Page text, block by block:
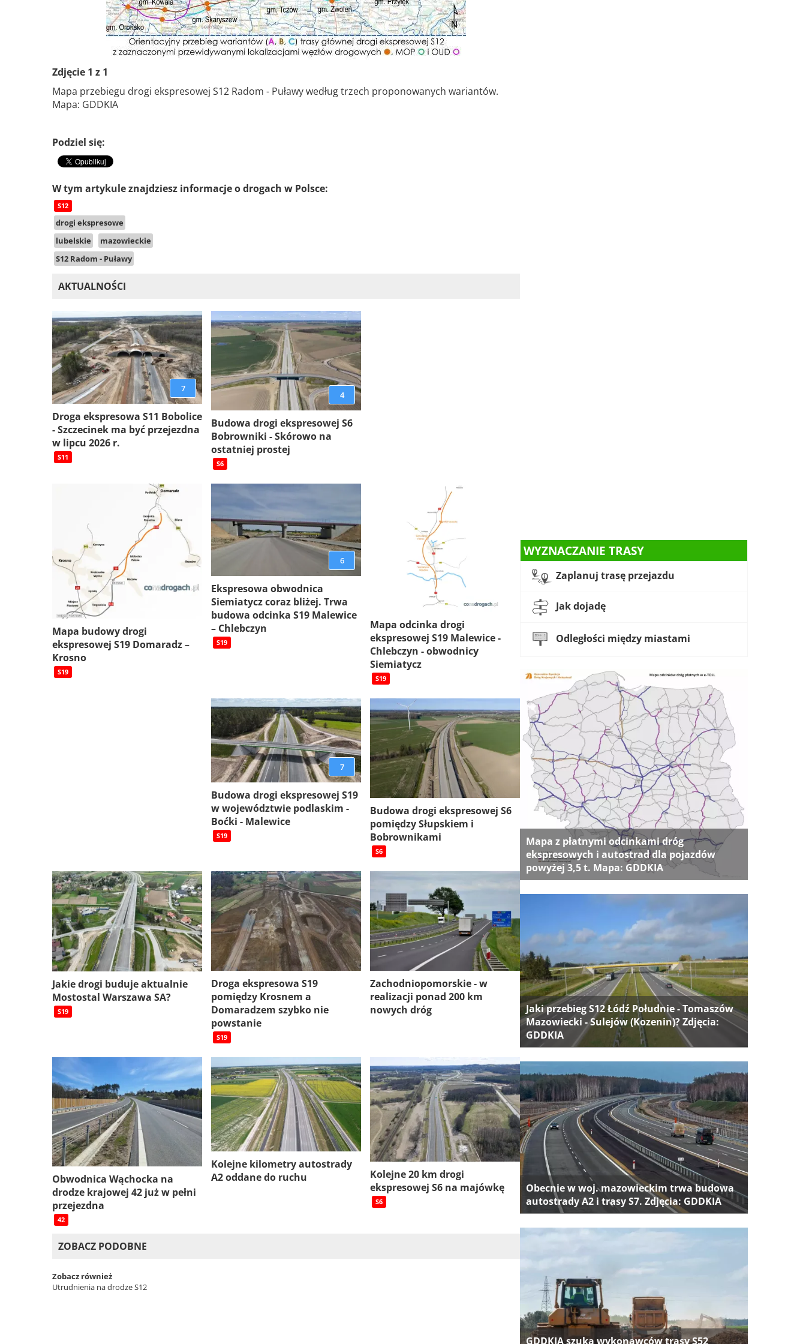
Zdjęcie 1 z 1
Mapa przebiegu drogi ekspresowej S12 Radom - Puławy według trzech proponowanych wariantów.
Mapa: GDDKIA
Podziel się:
W tym artykule znajdziesz informacje o drogach w Polsce:
S12
drogi ekspresowe
lubelskie
mazowieckie
S12 Radom - Puławy
AKTUALNOŚCI
7
Droga ekspresowa S11 Bobolice
- Szczecinek ma być przejezdna
w lipcu 2026 r.
S11
4
Budowa drogi ekspresowej S6
Bobrowniki - Skórowo na
ostatniej prostej
S6
Mapa budowy drogi
ekspresowej S19 Domaradz –
Krosno
S19
6
Ekspresowa obwodnica
Siemiatycz coraz bliżej. Trwa
budowa odcinka S19 Malewice
– Chlebczyn
S19
Mapa odcinka drogi
ekspresowej S19 Malewice -
Chlebczyn - obwodnicy
Siemiatycz
S19
7
Budowa drogi ekspresowej S19
w województwie podlaskim -
Boćki - Malewice
S19
Budowa drogi ekspresowej S6
pomiędzy Słupskiem i
Bobrownikami
S6
Jakie drogi buduje aktualnie
Mostostal Warszawa SA?
S19
Droga ekspresowa S19
pomiędzy Krosnem a
Domaradzem szybko nie
powstanie
S19
Zachodniopomorskie - w
realizacji ponad 200 km
nowych dróg
Obwodnica Wąchocka na
drodze krajowej 42 już w pełni
przejezdna
42
Kolejne kilometry autostrady
A2 oddane do ruchu
Kolejne 20 km drogi
ekspresowej S6 na majówkę
S6
ZOBACZ PODOBNE
Zobacz również
Utrudnienia na drodze S12
WYZNACZANIE TRASY
Zaplanuj trasę przejazdu
Jak dojadę
Odległości między miastami
Mapa z płatnymi odcinkami dróg
ekspresowych i autostrad dla pojazdów
powyżej 3,5 t. Mapa: GDDKIA
Jaki przebieg S12 Łódź Południe - Tomaszów
Mazowiecki - Sulejów (Kozenin)? Zdjęcia:
GDDKIA
Obecnie w woj. mazowieckim trwa budowa
autostrady A2 i trasy S7. Zdjęcia: GDDKIA
GDDKIA szuka wykonawców trasy S52